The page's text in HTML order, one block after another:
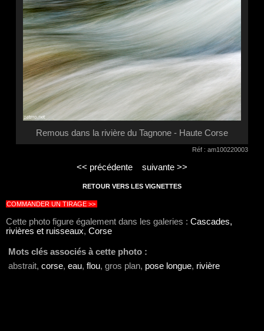
Remous dans la rivière du Tagnone - Haute Corse
Réf : am100220003
<< précédente suivante >>
RETOUR VERS LES VIGNETTES
COMMANDER UN TIRAGE >>
Cette photo figure également dans les galeries : Cascades,
rivières et ruisseaux, Corse
Mots clés associés à cette photo :
abstrait, corse, eau, flou, gros plan, pose longue, rivière